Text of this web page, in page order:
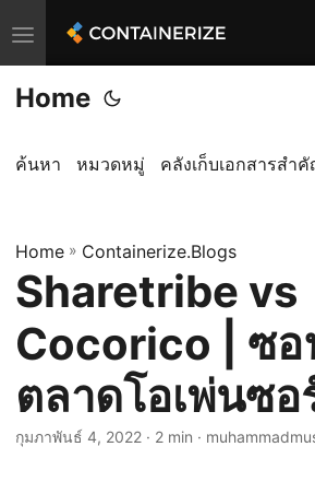
T
o
g
l
a
v
i
g
t
i
Home
ค้นหา หมวดหมู่ คลังเก็บเอกสารสำ
Home » Containerize.Blogs
Sharetribe vs
Cocorico | ซ
ตลาดโอเพ่นซอ
กุมภาพันธ์ 4, 2022 · 2 min ·